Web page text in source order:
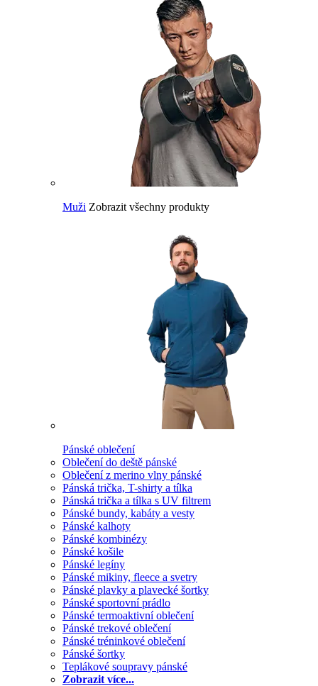
Muži Zobrazit všechny produkty
Pánské oblečení
Oblečení do deště pánské
Oblečení z merino vlny pánské
Pánská trička, T-shirty a tílka
Pánská trička a tílka s UV filtrem
Pánské bundy, kabáty a vesty
Pánské kalhoty
Pánské kombinézy
Pánské košile
Pánské legíny
Pánské mikiny, fleece a svetry
Pánské plavky a plavecké šortky
Pánské sportovní prádlo
Pánské termoaktivní oblečení
Pánské trekové oblečení
Pánské tréninkové oblečení
Pánské šortky
Teplákové soupravy pánské
Zobrazit více...